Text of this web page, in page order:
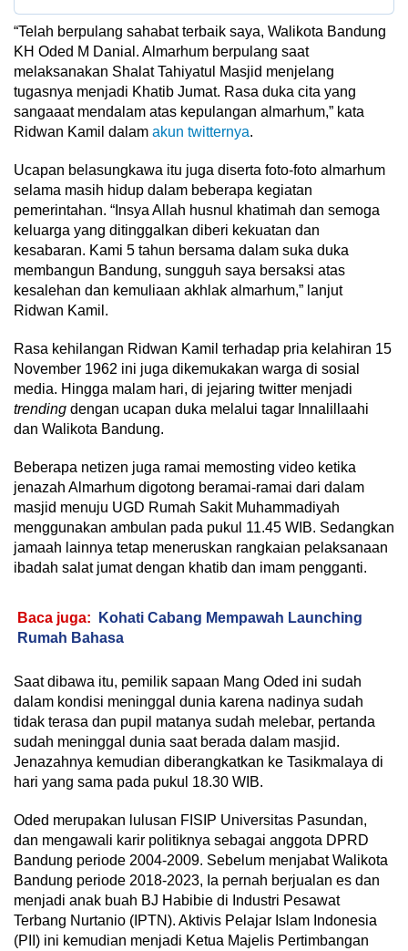
“Telah berpulang sahabat terbaik saya, Walikota Bandung
KH Oded M Danial. Almarhum berpulang saat
melaksanakan Shalat Tahiyatul Masjid menjelang
tugasnya menjadi Khatib Jumat. Rasa duka cita yang
sangaaat mendalam atas kepulangan almarhum,” kata
Ridwan Kamil dalam akun twitternya.
Ucapan belasungkawa itu juga diserta foto-foto almarhum
selama masih hidup dalam beberapa kegiatan
pemerintahan. “Insya Allah husnul khatimah dan semoga
keluarga yang ditinggalkan diberi kekuatan dan
kesabaran. Kami 5 tahun bersama dalam suka duka
membangun Bandung, sungguh saya bersaksi atas
kesalehan dan kemuliaan akhlak almarhum,” lanjut
Ridwan Kamil.
Rasa kehilangan Ridwan Kamil terhadap pria kelahiran 15
November 1962 ini juga dikemukakan warga di sosial
media. Hingga malam hari, di jejaring twitter menjadi
trending dengan ucapan duka melalui tagar Innalillaahi
dan Walikota Bandung.
Beberapa netizen juga ramai memosting video ketika
jenazah Almarhum digotong beramai-ramai dari dalam
masjid menuju UGD Rumah Sakit Muhammadiyah
menggunakan ambulan pada pukul 11.45 WIB. Sedangkan
jamaah lainnya tetap meneruskan rangkaian pelaksanaan
ibadah salat jumat dengan khatib dan imam pengganti.
Baca juga:
Kohati Cabang Mempawah Launching
Rumah Bahasa
Saat dibawa itu, pemilik sapaan Mang Oded ini sudah
dalam kondisi meninggal dunia karena nadinya sudah
tidak terasa dan pupil matanya sudah melebar, pertanda
sudah meninggal dunia saat berada dalam masjid.
Jenazahnya kemudian diberangkatkan ke Tasikmalaya di
hari yang sama pada pukul 18.30 WIB.
Oded merupakan lulusan FISIP Universitas Pasundan,
dan mengawali karir politiknya sebagai anggota DPRD
Bandung periode 2004-2009. Sebelum menjabat Walikota
Bandung periode 2018-2023, Ia pernah berjualan es dan
menjadi anak buah BJ Habibie di Industri Pesawat
Terbang Nurtanio (IPTN). Aktivis Pelajar Islam Indonesia
(PII) ini kemudian menjadi Ketua Majelis Pertimbangan